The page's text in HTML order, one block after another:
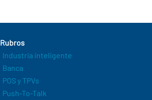
Rubros
Industria inteligente
Banca
POS y TPVs
Push-To-Talk